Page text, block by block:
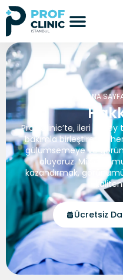
ANA
Prof Clinic’te, ileri düzey
bakımla birleştirerek,
gülümsemeye ve
oluyoruz.
kazandırmak,
Ücretsiz